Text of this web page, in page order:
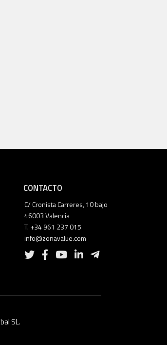
CONTACTO
C/ Cronista Carreres, 10 bajo
46003 Valencia
T. +34 961 237 015
info@zonavalue.com
SL.